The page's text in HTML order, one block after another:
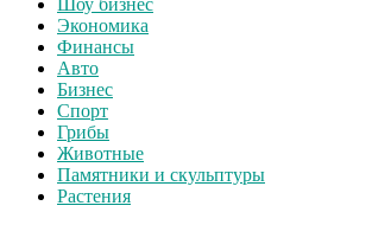
Шоу бизнес
Экономика
Финансы
Авто
Бизнес
Спорт
Грибы
Животные
Памятники и скульптуры
Растения